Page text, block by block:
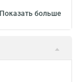
Показать больше